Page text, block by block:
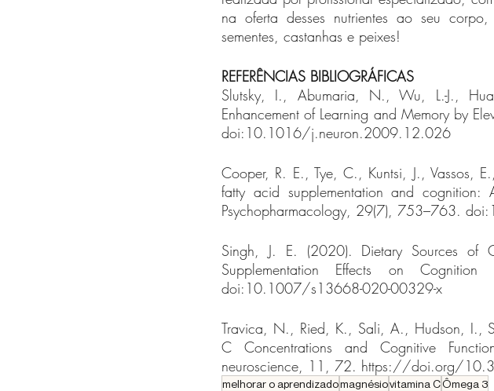
na oferta desses nutrientes ao seu
sementes, castanhas e peixes!
REFERÊNCIAS BIBLIOGRÁFICAS
Slutsky, I., Abumaria, N., Wu, L.-J.,
Enhancement of Learning and Memory by
doi:10.1016/j.neuron.2009.12.026
Cooper, R. E., Tye, C., Kuntsi, J., Vassos,
fatty acid supplementation and cognition:
Psychopharmacology, 29(7), 753–763.
Singh, J. E. (2020). Dietary Sources of
Supplementation Effects on
doi:10.1007/s13668-020-00329-x
Travica, N., Ried, K., Sali, A., Hudson, I.,
C Concentrations and Cognitive
neuroscience, 11, 72. https://doi.org/
melhorar o aprendizadomagnésiovitamina CÔmega 3